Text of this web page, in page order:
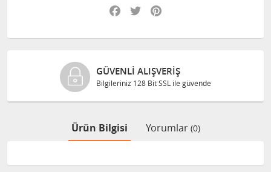
Facebook
Twitter
GÜVENLI ALIŞVERIŞ
Bilgileriniz 128 Bit SSL ile güvende
Ürün Bilgisi Yorumlar (0)